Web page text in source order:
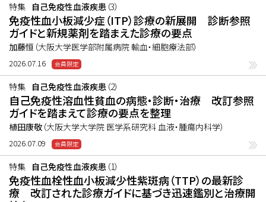
特集 自己免疫性血液疾患 （3）
免疫性血小板減少症（ITP）診療の新展開 診断参照
ガイドと新規薬剤を踏まえた診療の要点
加藤恒 （大阪大学医学部附属病院 輸血・細胞療法部）
2026.07.16
特集 自己免疫性血液疾患 （2）
自己免疫性溶血性貧血の病態・診断・治療 改訂参照
ガイドを踏まえて診療の要点を整理
植田康敬 （大阪大学大学院 医学系研究科 血液・腫瘍内科学）
2026.07.09
特集 自己免疫性血液疾患 （1）
免疫性血栓性血小板減少性紫斑病（TTP）の最新診
療 改訂された診療ガイドに基づき迅速鑑別と治療開